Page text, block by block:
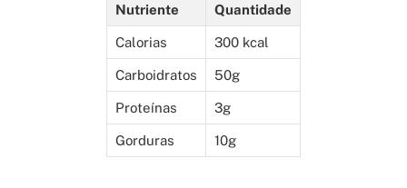
Nutriente Quantidade
Calorias 300 kcal
Carboidratos 50g
Proteínas 3g
Gorduras 10g